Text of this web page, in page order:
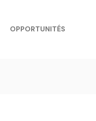
OPPORTUNITÉS